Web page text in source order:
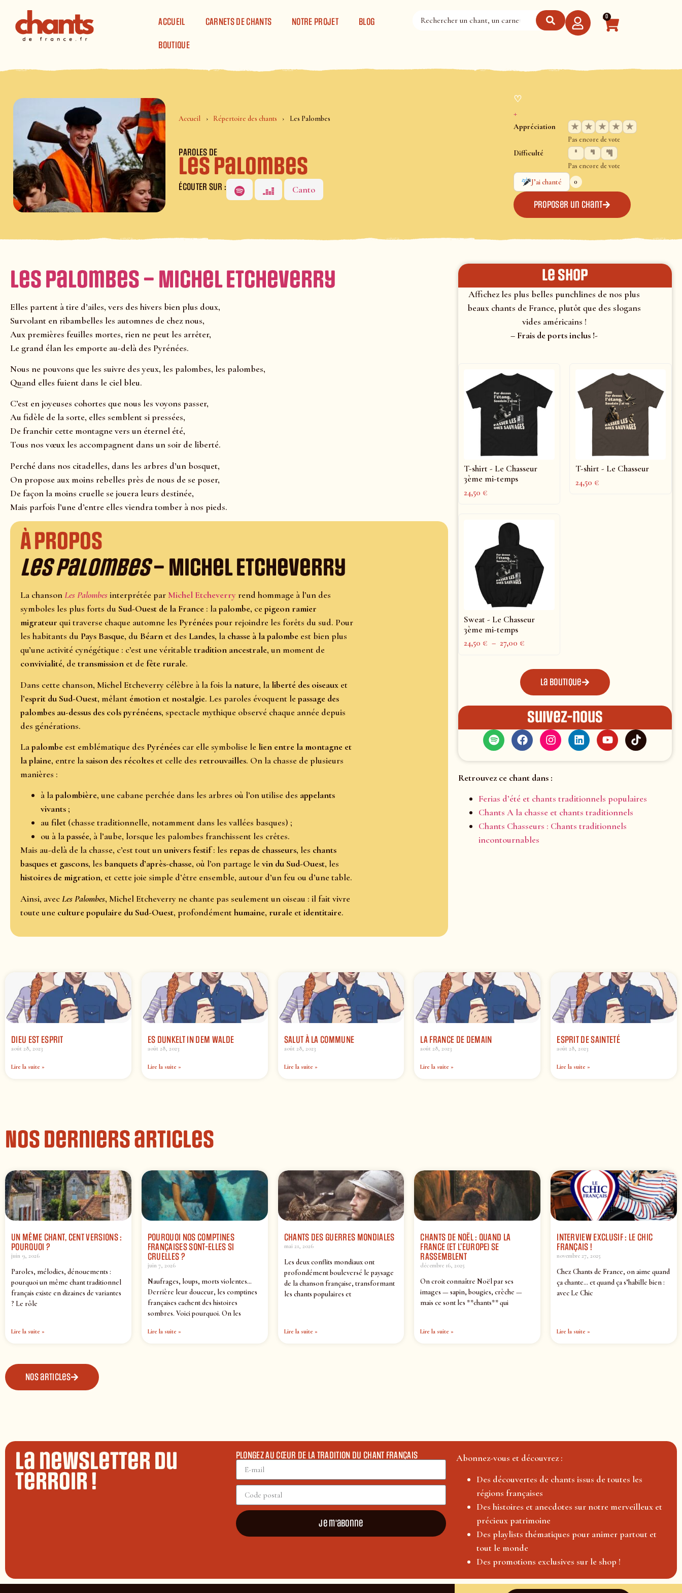
ACCUEIL
CARNETS DE CHANTS NOTRE PROJET BLOG
BOUTIQUE
0
Accueil Répertoire des chants Les Palombes
PAROLES DE
Les Palombes
ÉCOUTER SUR : Canto
♡
+
Appréciation ★ ★ ★ ★ ★
Pas encore de vote
Difficulté
Pas encore de vote
J’ai chanté
0
Proposer un chant
Les Palombes – Michel Etcheverry
Elles partent à tire d’ailes, vers des hivers bien plus doux,
Survolant en ribambelles les automnes de chez nous,
Aux premières feuilles mortes, rien ne peut les arrêter,
Le grand élan les emporte au-delà des Pyrénées.
Nous ne pouvons que les suivre des yeux, les palombes, les palombes,
Quand elles fuient dans le ciel bleu.
C’est en joyeuses cohortes que nous les voyons passer,
Au fidèle de la sorte, elles semblent si pressées,
De franchir cette montagne vers un éternel été,
Tous nos vœux les accompagnent dans un soir de liberté.
Perché dans nos citadelles, dans les arbres d’un bosquet,
On propose aux moins rebelles près de nous de se poser,
De façon la moins cruelle se jouera leurs destinée,
Mais parfois l’une d’entre elles viendra tomber à nos pieds.
À propos
Les Palombes– Michel Etcheverry
La chansonLes Palombesinterprétée parMichel Etcheverryrend hommage à l’un des
symboles les plus forts du Sud-Ouest de la France : lapalombe, cepigeon ramier
migrateur qui traverse chaque automne les Pyrénéespour rejoindre les forêts du sud. Pour
les habitants du Pays Basque, du Béarn et des Landes, la chasse à la palombe est bien plus
qu’une activité cynégétique : c’est une véritable tradition ancestrale, un moment de
convivialité, de transmission et de fête rurale.
Dans cette chanson, Michel Etcheverry célèbre à la fois lanature, la liberté des oiseaux et
l’esprit du Sud-Ouest, mêlant émotion etnostalgie. Les paroles évoquent lepassage des
palombes au-dessus des cols pyrénéens, spectacle mythique observé chaque année depuis
des générations.
Lapalombe est emblématique des Pyrénées car elle symbolise le lien entre la montagne et
la plaine, entre lasaison des récoltes et celle des retrouvailles. On la chasse de plusieurs
manières :
à lapalombière, une cabane perchée dans les arbres où l’on utilise des appelants
vivants;
au filet (chasse traditionnelle, notamment dans les vallées basques) ;
ou à lapassée, à l’aube, lorsque les palombes franchissent les crêtes.
Mais au-delà de la chasse, c’est tout ununivers festif: les repas de chasseurs, les chants
basques et gascons, les banquets d’après-chasse, où l’on partage le vin du Sud-Ouest, les
histoires de migration, et cette joie simple d’être ensemble, autour d’un feu ou d’une table.
Ainsi, avecLes Palombes, Michel Etcheverry ne chante pas seulement un oiseau : il fait vivre
toute une culture populaire du Sud-Ouest, profondémenthumaine, rurale etidentitaire.
le shop
Affichez les plus belles punchlines de nos plus
beaux chants de France, plutôt que des slogans
vides américains !
– Frais de ports inclus !-
T-shirt - Le Chasseur
3ème mi-temps
24,50€
T-shirt - Le Chasseur
24,50€
Sweat - Le Chasseur
3ème mi-temps
24,50€ – 27,00€
La boutique
Suivez-nous
Retrouvez ce chant dans :
Ferias d’été et chants traditionnels populaires
Chants A la chasse et chants traditionnels
Chants Chasseurs : Chants traditionnels
incontournables
DIEU EST ESPRIT
août 28, 2023
Lire la suite »
ES DUNKELT IN DEM WALDE
août 28, 2023
Lire la suite »
SALUT À LA COMMUNE
août 28, 2023
Lire la suite »
LA FRANCE DE DEMAIN
août 28, 2023
Lire la suite »
ESPRIT DE SAINTETÉ
août 28, 2023
Lire la suite »
Nos derniers articles
UN MÊME CHANT, CENT VERSIONS :
POURQUOI ?
juin 9, 2026
Paroles, mélodies, dénouements :
pourquoi un même chant traditionnel
français existe en dizaines de variantes
? Le rôle
Lire la suite »
POURQUOI NOS COMPTINES
FRANÇAISES SONT-ELLES SI
CRUELLES ?
juin 7, 2026
Naufrages, loups, morts violentes…
Derrière leur douceur, les comptines
françaises cachent des histoires
sombres. Voici pourquoi. On les
Lire la suite »
CHANTS DES GUERRES MONDIALES
mai 21, 2026
Les deux conflits mondiaux ont
profondément bouleversé le paysage
de la chanson française, transformant
les chants populaires et
Lire la suite »
CHANTS DE NOËL : QUAND LA
FRANCE (ET L’EUROPE) SE
RASSEMBLENT
décembre 16, 2025
On croit connaître Noël par ses
images — sapin, bougies, crèche —
mais ce sont les **chants** qui
Lire la suite »
INTERVIEW EXCLUSIF : LE CHIC
FRANÇAIS !
novembre 27, 2025
Chez Chants de France, on aime quand
ça chante… et quand ça s’habille bien :
avec Le Chic
Lire la suite »
Nos articles
La newsletter du
terroir !
PLONGEZ AU CŒUR DE LA TRADITION DU CHANT FRANÇAIS
Je m'abonne
Abonnez-vous et découvrez :
Des découvertes de chants issus de toutes les
régions françaises
Des histoires et anecdotes sur notre merveilleux et
précieux patrimoine
Des playlists thématiques pour animer partout et
tout le monde
Des promotions exclusives sur le shop !